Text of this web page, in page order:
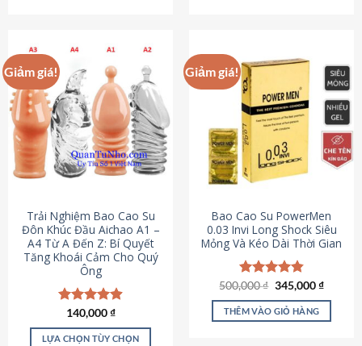
Giảm giá!
Trải Nghiệm Bao Cao Su
Đôn Khúc Đầu Aichao A1 –
A4 Từ A Đến Z: Bí Quyết
Tăng Khoái Cảm Cho Quý
Ông
Được xếp
hạng4.88
5 sao
140,000₫
LỰA CHỌN TÙY CHỌN
Giảm giá!
Bao Cao Su PowerMen
0.03 Invi Long Shock Siêu
Mỏng Và Kéo Dài Thời Gian
Được xếp
hạng4.85
5 sao
500,000₫ Giá
là:
500,000 ₫.
345,000₫Giá
tại
THÊM VÀO GIỎ HÀNG